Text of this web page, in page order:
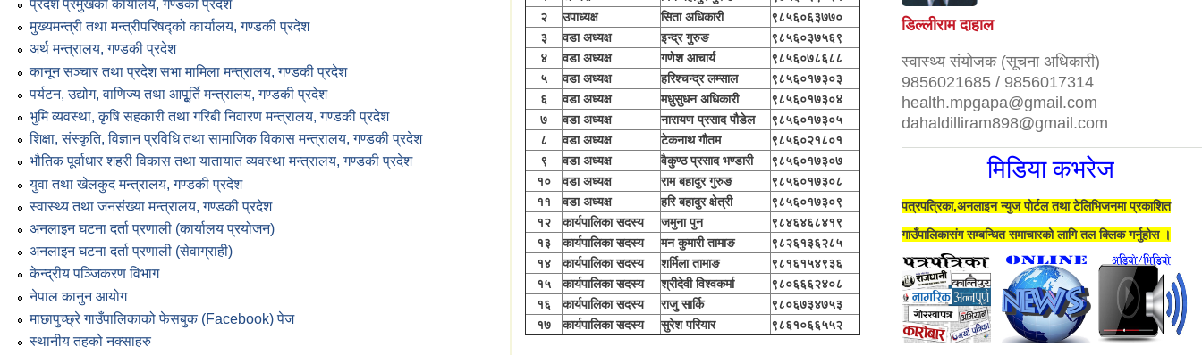
प्रदेश प्रमुखको कार्यालय, गण्डकी प्रदेश
मुख्यमन्त्री तथा मन्त्रीपरिषद्को कार्यालय, गण्डकी प्रदेश
अर्थ मन्त्रालय, गण्डकी प्रदेश
कानून सञ्‍चार तथा प्रदेश सभा मामिला मन्त्रालय, गण्डकी प्रदेश
पर्यटन, उद्योग, वाणिज्य तथा आपूृ्र्ति मन्त्रालय, गण्डकी प्रदेश
भुमि व्यवस्था, कृषि सहकारी तथा गरिबी निवारण मन्त्रालय, गण्डकी प्रदेश
शिक्षा, संस्कृति, विज्ञान प्रविधि तथा सामाजिक विकास मन्त्रालय, गण्डकी प्रदेश
भौतिक पूर्वाधार शहरी विकास तथा यातायात व्यवस्था मन्त्रालय, गण्डकी प्रदेश
युवा तथा खेलकुद मन्त्रालय, गण्डकी प्रदेश
स्वास्थ्य तथा जनसंख्या मन्त्रालय, गण्डकी प्रदेश
अनलाइन घटना दर्ता प्रणाली (कार्यालय प्रयोजन)
अनलाइन घटना दर्ता प्रणाली (सेवाग्राही)
केन्द्रीय पञ्जिकरण विभाग
नेपाल कानुन आयोग
माछापुच्छ्रे गाउँपालिकाको फेसबुक (Facebook) पेज
स्थानीय तहको नक्साहरु
२
उपाध्यक्ष सिता अधिकारी
९८५६०६३७७०
३
वडा अध्यक्ष इन्द्र गुरुङ
९८५६०३७५६९
४
वडा अध्यक्ष गणेश आचार्य
९८५६०७८६८८
५
वडा अध्यक्ष हरिश्‍चन्द्र लम्साल
९८५६०१७३०३
६
वडा अध्यक्ष मधुसुधन अधिकारी
९८५६०१७३०४
७
वडा अध्यक्ष नारायण प्रसाद पौडेल
९८५६०१७३०५
८
वडा अध्यक्ष टेकनाथ गौतम
९८५६०२१८०१
९
वडा अध्यक्ष वैकुण्ठ प्रसाद भण्डारी
९८५६०१७३०७
१०
वडा अध्यक्ष राम बहादुर गुरुङ
९८५६०१७३०८
११
वडा अध्यक्ष हरि बहादुर क्षेत्री
९८५६०१७३०९
१२
कार्यपालिका सदस्य जमुना पुन
९८४६४६८४१९
१३
कार्यपालिका सदस्य मन कुमारी तामाङ
९८२६१३६२८५
१४
कार्यपालिका सदस्य शर्मिला तामाङ
९८१६१५४९३६
१५
कार्यपालिका सदस्य श्रीदेवी विश्वकर्मा
९८०६६६२४०८
१६
कार्यपालिका सदस्य राजु सार्कि
९८०६७३४७५३
१७
कार्यपालिका सदस्य सुरेश परियार ९८६१०६६५५२
डिल्लीराम दाहाल
स्वास्थ्य संयोजक (सूचना अधिकारी)
9856021685 / 9856017314
health.mpgapa@gmail.com
dahaldilliram898@gmail.com
मिडिया कभरेज
पत्रपत्रिका,अनलाइन न्युज पोर्टल तथा टेलिभिजनमा प्रकाशित
गाउँपालिकासंग सम्बन्धित समाचारको लागि तल क्लिक गर्नुहोस ।